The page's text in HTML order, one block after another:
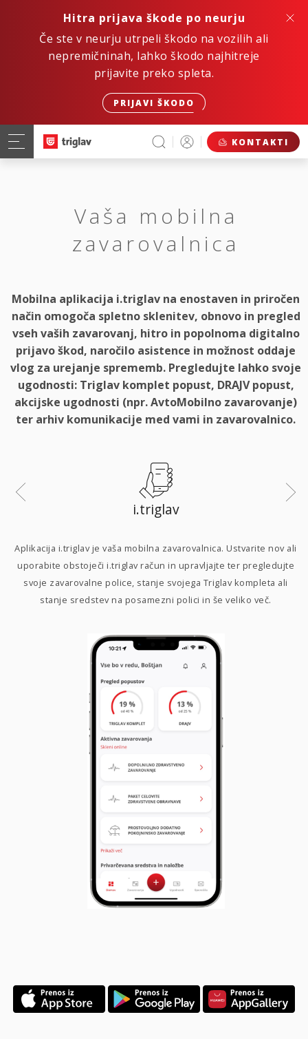
Hitra prijava škode po neurju
Če ste v neurju utrpeli škodo na vozilih ali
nepremičninah, lahko škodo najhitreje
prijavite preko spleta.
PRIJAVI ŠKODO
KONTAKTI
Vaša mobilna
zavarovalnica
Mobilna aplikacija i.triglav na enostaven in priročen
način omogoča spletno sklenitev, obnovo in pregled
vseh vaših zavarovanj, hitro in popolnoma digitalno
prijavo škod, naročilo asistence in možnost oddaje
vlog za urejanje sprememb. Pregledujte lahko svoje
ugodnosti: Triglav komplet popust, DRAJV popust,
akcijske ugodnosti (npr. AvtoMobilno zavarovanje)
ter arhiv komunikacije med vami in zavarovalnico.
i.triglav
Aplikacija i.triglav je vaša mobilna zavarovalnica. Ustvarite nov ali
uporabite obstoječi i.triglav račun in upravljajte ter pregledujte
svoje zavarovalne police, stanje svojega Triglav kompleta ali
stanje sredstev na posamezni polici in še veliko več.